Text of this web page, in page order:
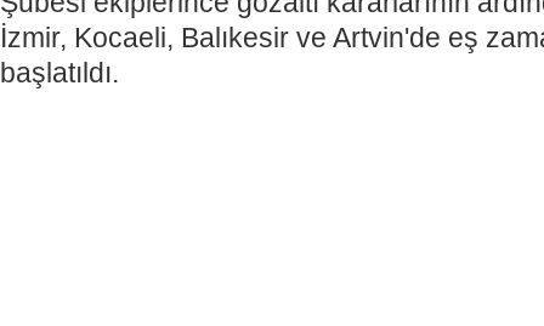
İzmir, Kocaeli, Balıkesir ve Artvin'de eş
başlatıldı.